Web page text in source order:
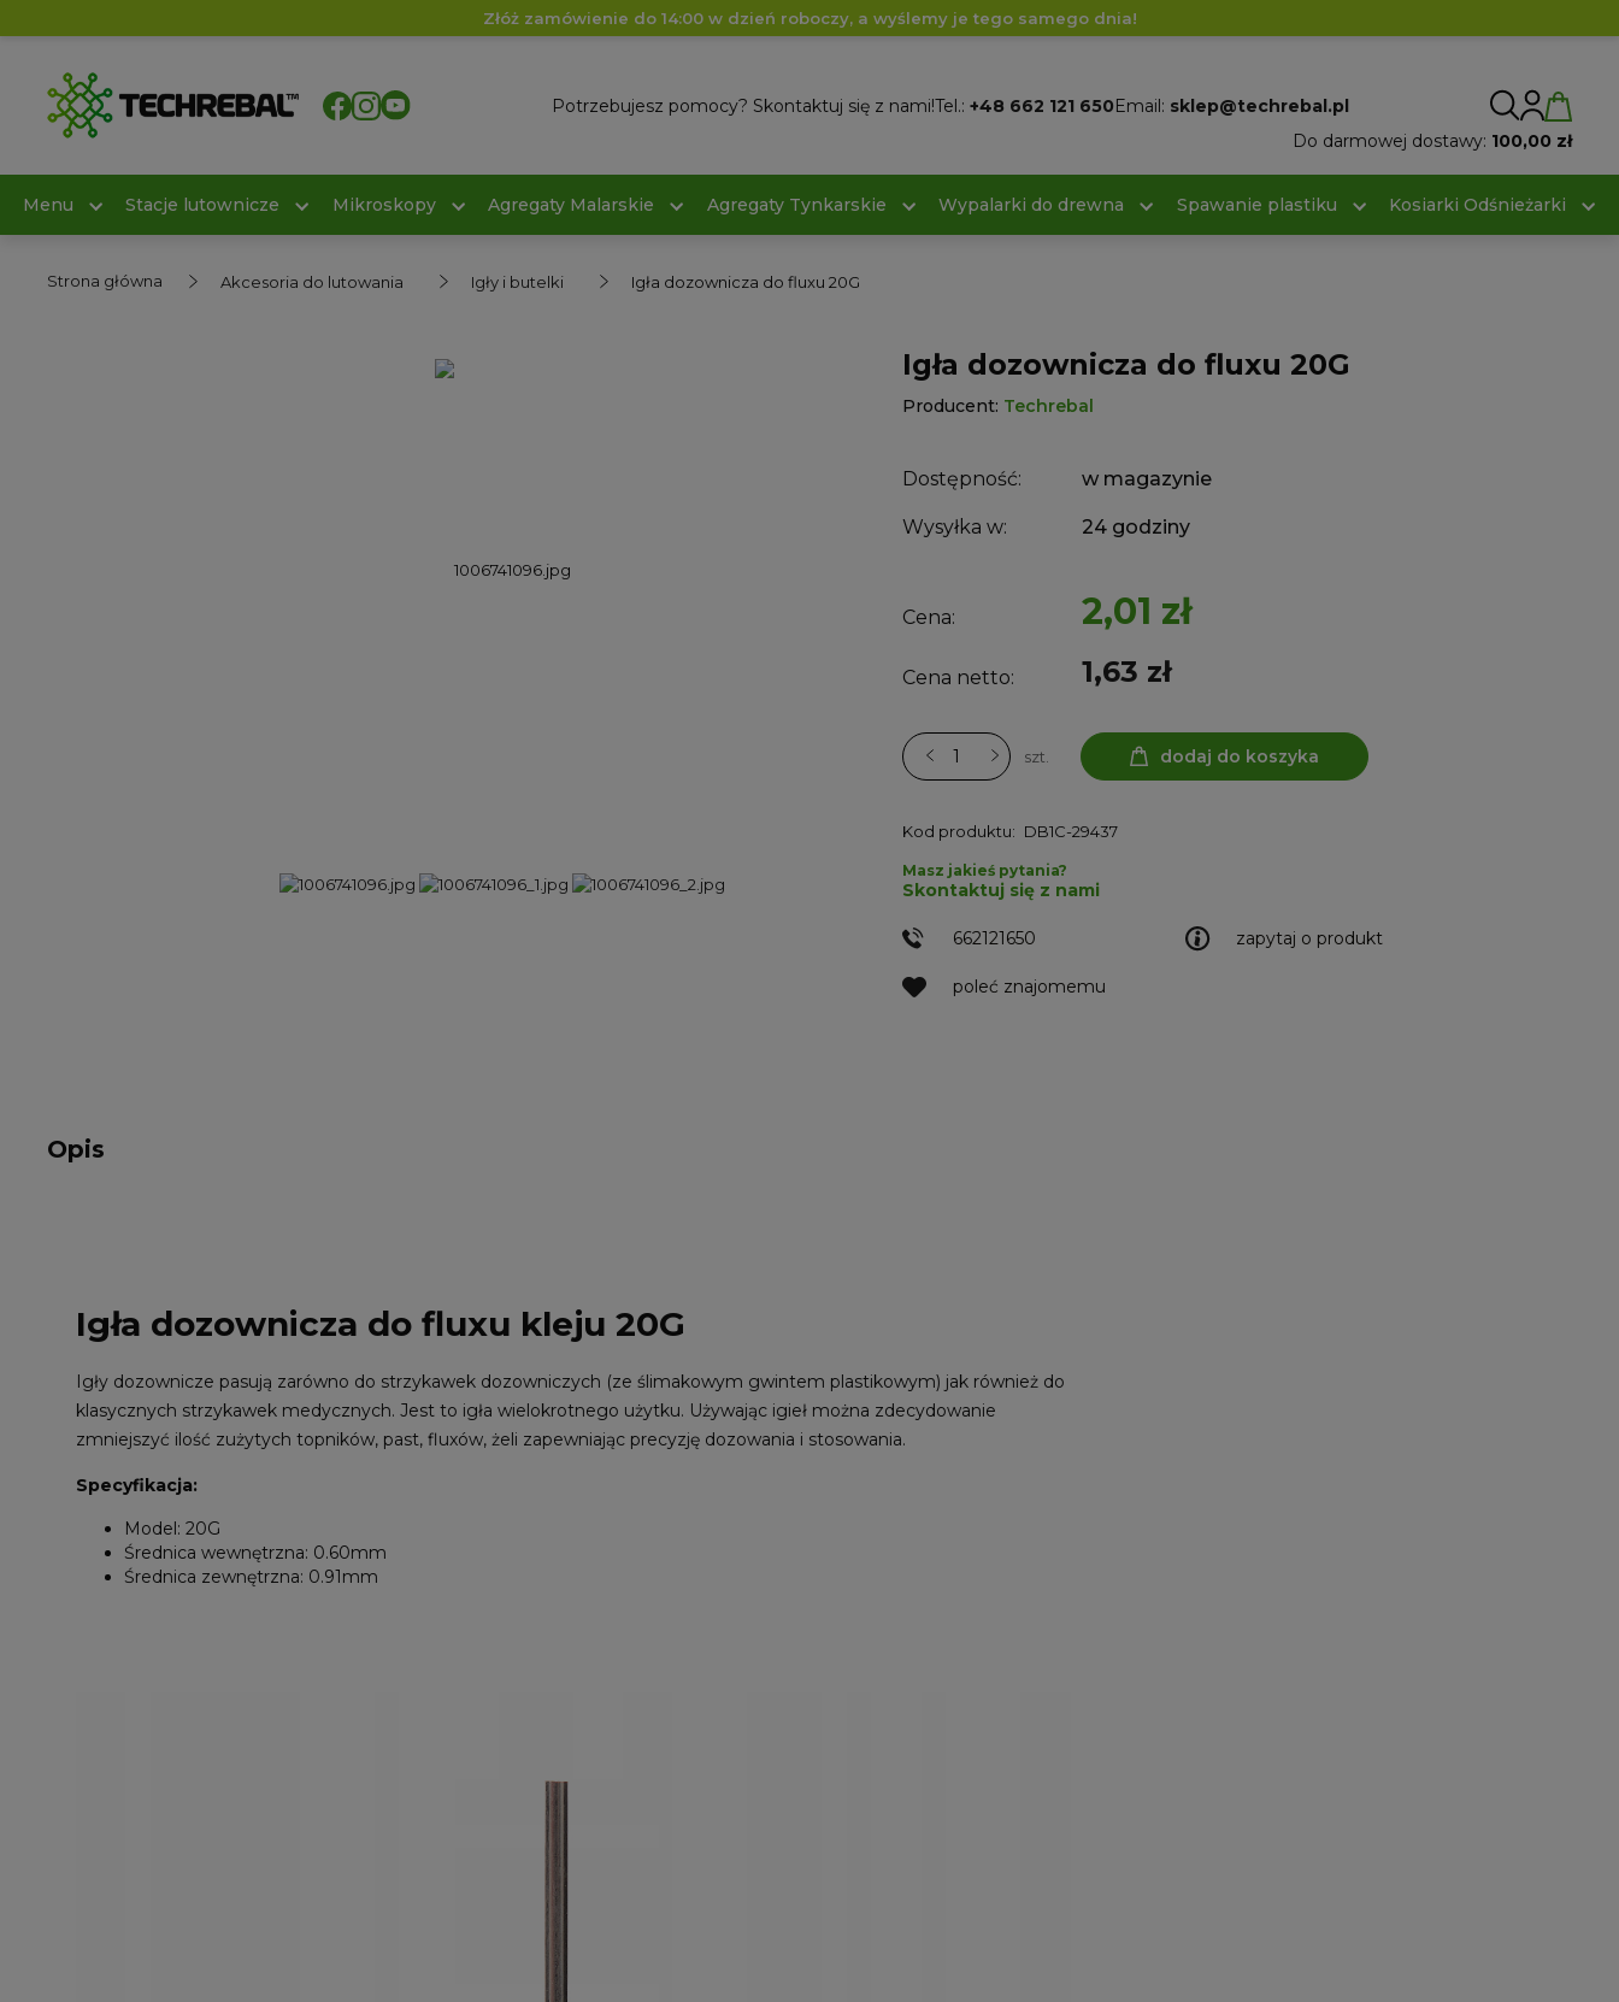
Złóż zamówienie do 14:00 w dzień roboczy, a wyślemy je tego samego dnia!
Potrzebujesz pomocy? Skontaktuj się z nami!Tel.:+48 662 121 650Email: sklep@techrebal.pl
Do darmowej dostawy: 100,00 zł
Menu Stacje lutownicze Mikroskopy Agregaty Malarskie Agregaty Tynkarskie Wypalarki do drewna Spawanie plastiku Kosiarki Odśnieżarki
Strona główna Akcesoria do lutowania Igły i butelki Igła dozownicza do fluxu 20G
Igła dozownicza do fluxu 20G
Producent: Techrebal
Dostępność: w magazynie
Wysyłka w: 24 godziny
Cena: 2,01 zł
Cena netto: 1,63 zł
szt. dodaj do koszyka
Kod produktu: DB1C-29437
zapytaj o produkt
poleć znajomemu
Masz jakieś pytania?
Skontaktuj się z nami
662121650
Opis
Igła dozownicza do fluxu kleju 20G
Igły dozownicze pasują zarówno do strzykawek dozowniczych (ze ślimakowym gwintem plastikowym) jak również do
klasycznych strzykawek medycznych. Jest to igła wielokrotnego użytku. Używając igieł można zdecydowanie
zmniejszyć ilość zużytych topników, past, fluxów, żeli zapewniając precyzję dozowania i stosowania.
Specyfikacja:
Model: 20G
Średnica wewnętrzna: 0.60mm
Średnica zewnętrzna: 0.91mm